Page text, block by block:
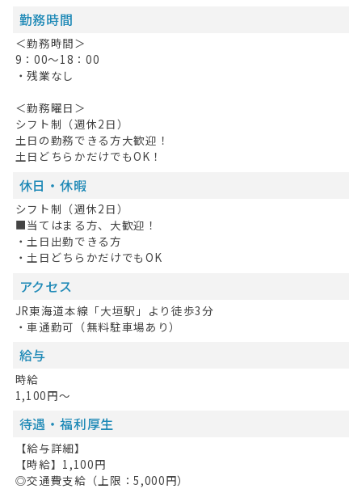
勤務時間
＜勤務時間＞
9：00〜18：00
・残業なし
＜勤務曜日＞
シフト制（週休2日）
土日の勤務できる方大歓迎！
土日どちらかだけでもOK！
休日・休暇
シフト制（週休2日）
■当てはまる方、大歓迎！
・土日出勤できる方
・土日どちらかだけでもOK
アクセス
JR東海道本線「大垣駅」より徒歩3分
・車通勤可（無料駐車場あり）
給与
時給
1,100円～
待遇・福利厚生
【給与詳細】
【時給】1,100円
◎交通費支給（上限：5,000円）